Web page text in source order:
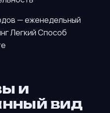
— еженедельный
Легкий Способ
и
вид